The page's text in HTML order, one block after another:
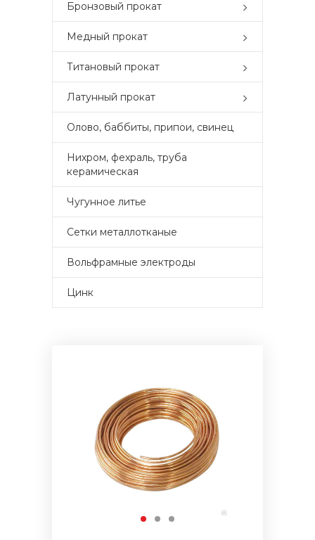
Бронзовый прокат
Медный прокат
Титановый прокат
Латунный прокат
Олово, баббиты, припои, свинец
Нихром, фехраль, труба
керамическая
Чугунное литье
Сетки металлотканые
Вольфрамные электроды
Цинк